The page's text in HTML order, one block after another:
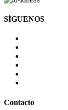
SÍGUENOS
Contacto